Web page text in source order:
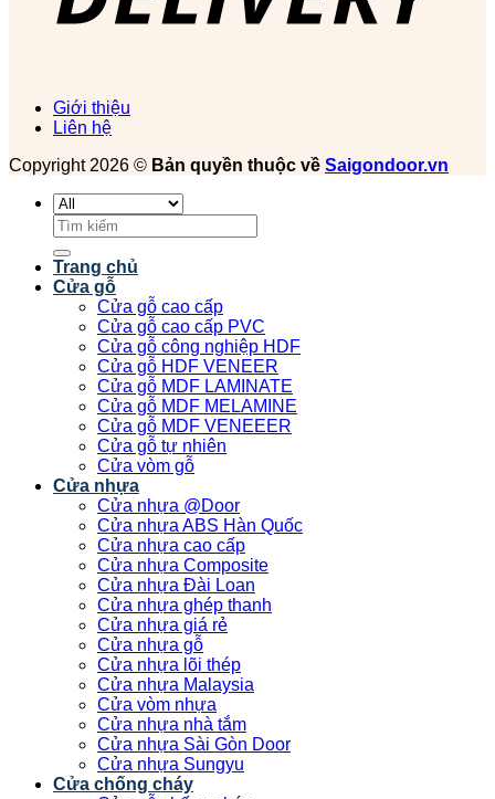
Giới thiệu
Liên hệ
Copyright 2026 © Bản quyền thuộc về Saigondoor.vn
Tìm
kiếm:
Trang chủ
Cửa gỗ
Cửa gỗ cao cấp
Cửa gỗ cao cấp PVC
Cửa gỗ công nghiệp HDF
Cửa gỗ HDF VENEER
Cửa gỗ MDF LAMINATE
Cửa gỗ MDF MELAMINE
Cửa gỗ MDF VENEEER
Cửa gỗ tự nhiên
Cửa vòm gỗ
Cửa nhựa
Cửa nhựa @Door
Cửa nhựa ABS Hàn Quốc
Cửa nhựa cao cấp
Cửa nhựa Composite
Cửa nhựa Đài Loan
Cửa nhựa ghép thanh
Cửa nhựa giá rẻ
Cửa nhựa gỗ
Cửa nhựa lõi thép
Cửa nhựa Malaysia
Cửa vòm nhựa
Cửa nhựa nhà tắm
Cửa nhựa Sài Gòn Door
Cửa nhựa Sungyu
Cửa chống cháy